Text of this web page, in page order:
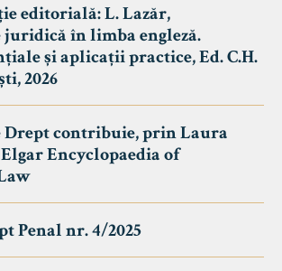
editorială: L. Lazăr,
în limba engleză.
și aplicații practice, Ed. C.H.
2026
Drept contribuie, prin Laura
Encyclopaedia of
Penal nr. 4/2025